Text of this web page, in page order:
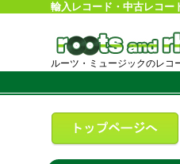
輸入レコード・中古レコー
ルーツ・ミュージックのレコ